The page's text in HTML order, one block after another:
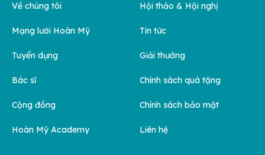
Về chúng tôi
Mạng lưới Hoàn Mỹ
Tuyển dụng
Bác sĩ
Cộng đồng
Hoàn Mỹ Academy
Hội thảo & Hội nghị
Tin tức
Giải thưởng
Chính sách quà tặng
Chính sách bảo mật
Liên hệ